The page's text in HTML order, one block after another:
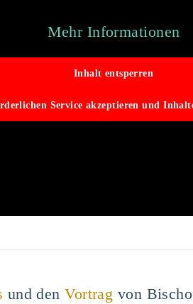
Mehr Informationen
Inhalt entsperren
Service akzeptieren und
und denVortrag von